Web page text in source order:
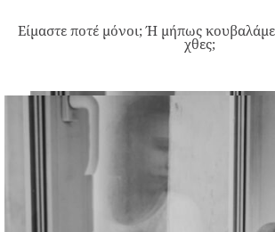
Είμαστε ποτέ μόνοι; Ή μήπως
χθες;